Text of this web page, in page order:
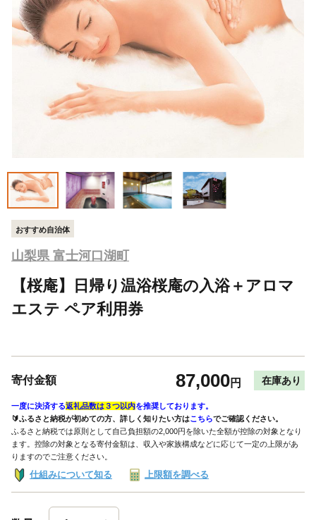
おすすめ自治体
山梨県 富士河口湖町
【桜庵】日帰り温浴桜庵の入浴＋アロマ
エステ ペア利用券
寄付金額 87,000円 在庫あり
一度に決済する返礼品数は３つ以内を推奨しております。
🔰ふるさと納税が初めての方、詳しく知りたい方はこちらでご確認ください。
ふるさと納税では原則として自己負担額の2,000円を除いた全額が控除の対象となり
ます。控除の対象となる寄付金額は、収入や家族構成などに応じて一定の上限があ
りますのでご注意ください。
仕組みについて知る 上限額を調べる